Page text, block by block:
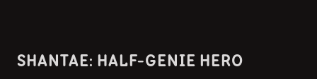
SHANTAE: HALF-GENIE HERO